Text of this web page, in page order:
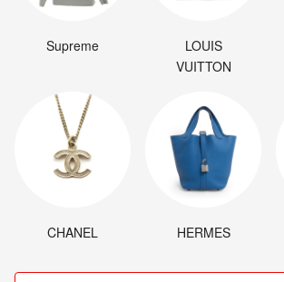
Supreme
LOUIS
VUITTON
CHANEL HERMES